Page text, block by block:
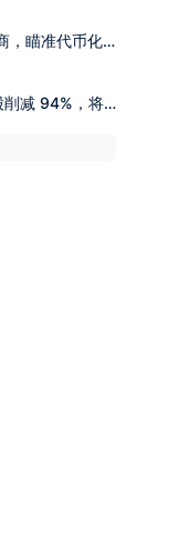
，瞄准代币化
削减 94%，将